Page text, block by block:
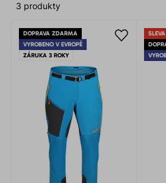
3 produkty
DOPRAVA ZDARMA
VYROBENO V EVROPĚ
ZÁRUKA 3 ROKY